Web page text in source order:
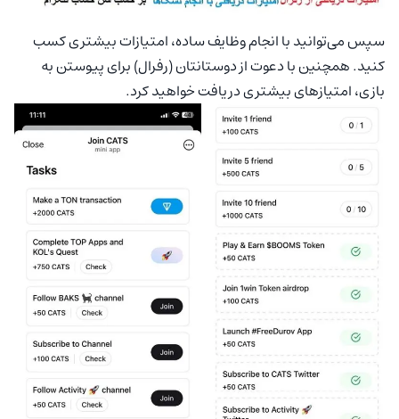
سپس می‌توانید با انجام وظایف ساده، امتیازات بیشتری کسب
کنید. همچنین با دعوت از دوستانتان (رفرال) برای پیوستن به
بازی، امتیازهای بیشتری دریافت خواهید کرد.